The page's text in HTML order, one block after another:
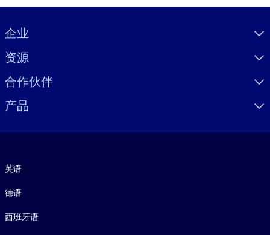
Visually hidden Text
企业
资源
合作伙伴
产品
英语
德语
西班牙语